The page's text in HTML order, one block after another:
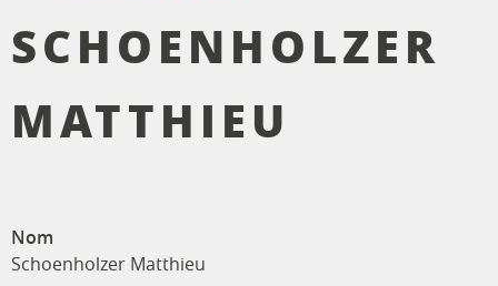
SCHOENHOLZER
MATTHIEU
Nom
Schoenholzer Matthieu